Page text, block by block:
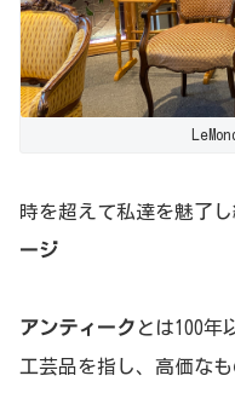
時を超えて私達を魅了
ージ
アンティーク とは100年
工芸品を指し、高価な